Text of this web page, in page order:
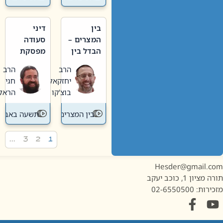
בין
המצרים –
הבדל בין
חדשה
לישנה
הרב
יחזקאל
בוצ'קו
בין המצרים
דיני
סעודה
מפסקת
תשעה
באב
הרב
חגי
הראל
תשעה באב
1, כוכב יעקב
02-6550500